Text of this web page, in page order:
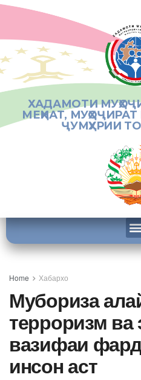
ХАДАМОТИ
МЕҲНАТ,
ҶУМҲУРИИ
Home Хабархо
Мубориза
терроризм ва
вазифаи
инсон аст